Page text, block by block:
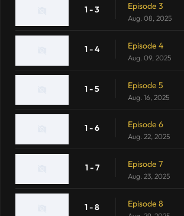
1 - 3 Episode 3
Aug. 08, 2025
1 - 4 Episode 4
Aug. 09, 2025
1 - 5 Episode 5
Aug. 16, 2025
1 - 6 Episode 6
Aug. 22, 2025
1 - 7 Episode 7
Aug. 23, 2025
1 - 8 Episode 8